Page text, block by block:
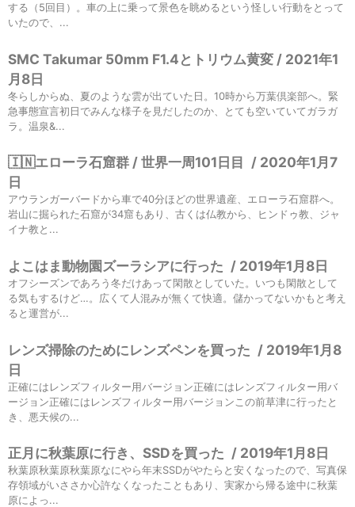
する（5回目）。車の上に乗って景色を眺めるという怪しい行動をとって
いたので、...
SMC Takumar 50mm F1.4とトリウム黄変 / 2021年1
月8日
冬らしからぬ、夏のような雲が出ていた日。10時から万葉倶楽部へ。緊
急事態宣言初日でみんな様子を見だしたのか、とても空いていてガラガ
ラ。温泉&...
🇮🇳エローラ石窟群 / 世界一周101日目 / 2020年1月7
日
アウランガーバードから車で40分ほどの世界遺産、エローラ石窟群へ。
岩山に掘られた石窟が34窟もあり、古くは仏教から、ヒンドゥ教、ジャ
イナ教と...
よこはま動物園ズーラシアに行った / 2019年1月8日
オフシーズンであろう冬だけあって閑散としていた。いつも閑散として
る気もするけど…。広くて人混みが無くて快適。儲かってないかもと考え
ると運営が...
レンズ掃除のためにレンズペンを買った / 2019年1月8
日
正確にはレンズフィルター用バージョン正確にはレンズフィルター用バ
ージョン正確にはレンズフィルター用バージョンこの前草津に行ったと
き、悪天候の...
正月に秋葉原に行き、SSDを買った / 2019年1月8日
秋葉原秋葉原秋葉原なにやら年末SSDがやたらと安くなったので、写真保
存領域がいささか心許なくなったこともあり、実家から帰る途中に秋葉
原によっ...